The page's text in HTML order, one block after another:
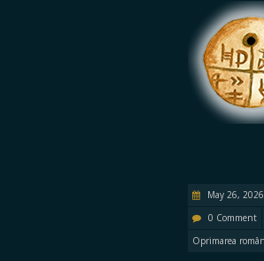
May 26, 2026
0 Comment
Oprimarea